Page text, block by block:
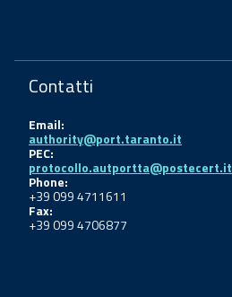
Contatti
Email:
authority@port.taranto.it
PEC:
protocollo.autportta@postecert.it
Phone:
+39 099 4711611
Fax:
+39 099 4706877